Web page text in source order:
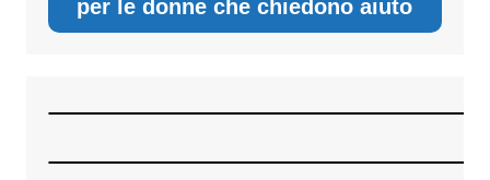
per le donne che chiedono aiuto